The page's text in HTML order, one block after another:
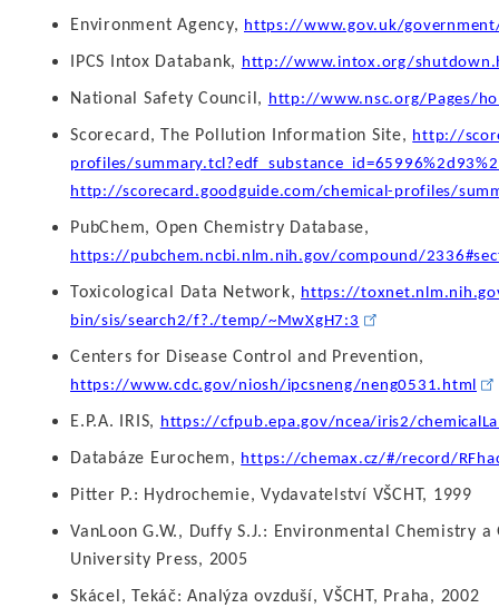
Environment Agency, https://www.gov.uk/
IPCS Intox Databank, http://www.intox.org/
National Safety Council, http://www.nsc.org/Pages/
Scorecard, The Pollution Information Site, http://
profiles/
http://scorecard.goodguide.com/chemical-profiles/
PubChem, Open Chemistry Database,
https://pubchem.ncbi.nlm.nih.gov/compound/
Toxicological Data Network, https://
bin/sis/search2/f?./temp/~MwXgH7:3
Centers for Disease Control and Prevention,
https://www.cdc.gov/niosh/ipcsneng/neng0531.html
E.P.A. IRIS, https://cfpub.epa.gov/ncea/iris2/
Databáze Eurochem, https://chemax.cz/#/record/
Pitter P.: Hydrochemie, Vydavatelství VŠCHT, 1999
VanLoon G.W., Duffy S.J.: Environmental Chemistry
University Press, 2005
Skácel, Tekáč: Analýza ovzduší, VŠCHT, Praha, 2002